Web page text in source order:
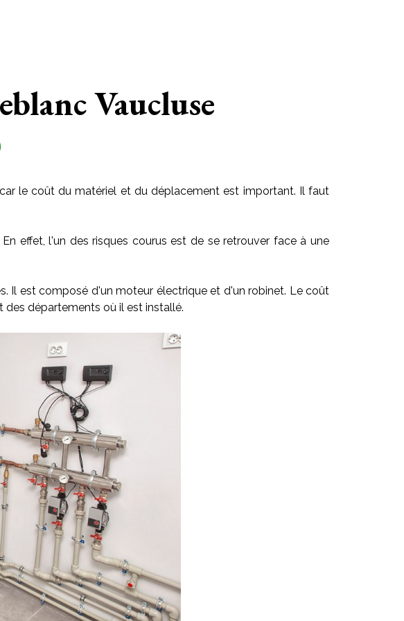
Vaucluse
le coût du matériel et du déplacement est important. Il faut
effet, l'un des risques courus est de se retrouver face à une
Il est composé d'un moteur électrique et d'un robinet. Le coût
départements où il est installé.